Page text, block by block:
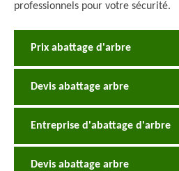
professionnels pour votre sécurité.
Prix abattage d'arbre
Devis abattage arbre
Entreprise d'abattage d'arbre
Devis abattage arbre